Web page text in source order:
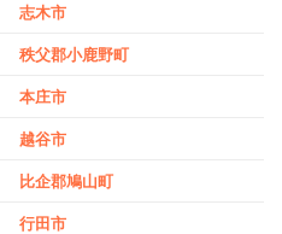
志木市
秩父郡小鹿野町
本庄市
越谷市
比企郡鳩山町
行田市